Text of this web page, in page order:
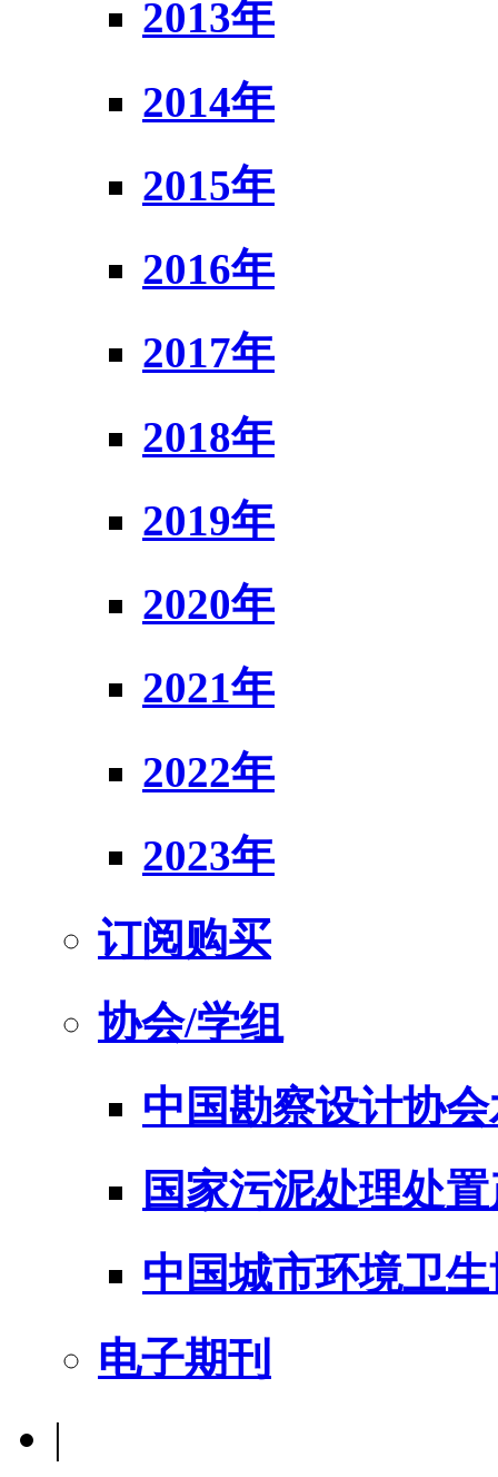
2013年
2014年
2015年
2016年
2017年
2018年
2019年
2020年
2021年
2022年
2023年
订阅购买
协会/学组
中国勘察设计协
国家污泥处理处
中国城市环境卫
电子期刊
|